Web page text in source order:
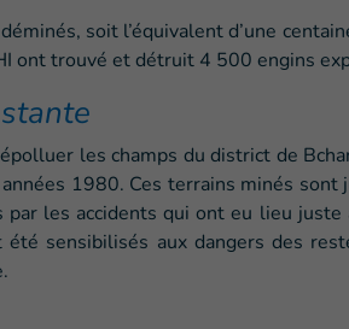
soit l’équivalent d’une
ont trouvé et détruit 4 500 engins
les champs du district de
1980. Ces terrains minés sont
les accidents qui ont eu lieu juste
sensibilisés aux dangers des